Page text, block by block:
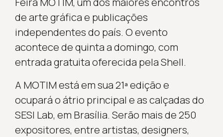
de arte gráfica e publicações
independentes do país. O evento
acontece de quinta a domingo, com
entrada gratuita oferecida pela Shell.
A MOTIM está em sua 21ª edição e
ocupará o átrio principal e as calçadas do
SESI Lab, em Brasília. Serão mais de 250
expositores, entre artistas, designers,